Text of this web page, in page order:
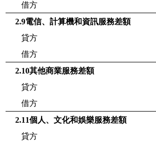
借方
2.9電信、計算機和資訊服務差額
貸方
借方
2.10其他商業服務差額
貸方
借方
2.11個人、文化和娛樂服務差額
貸方